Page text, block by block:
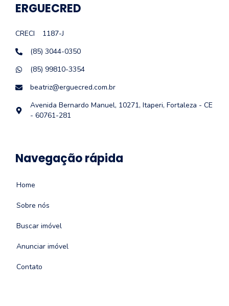
ERGUECRED
CRECI
1187-J
(85) 3044-0350
(85) 99810-3354
beatriz@erguecred.com.br
Avenida Bernardo Manuel, 10271, Itaperi, Fortaleza - CE
- 60761-281
Navegação rápida
Home
Sobre nós
Buscar imóvel
Anunciar imóvel
Contato